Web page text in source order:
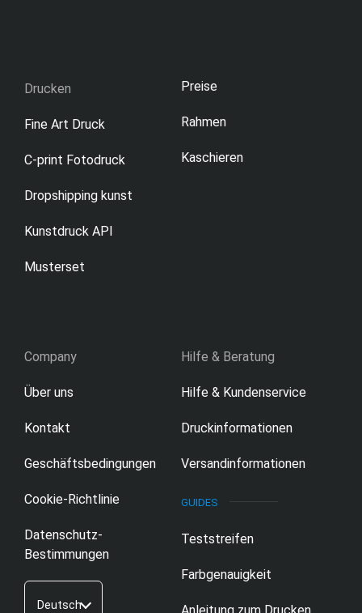
Drucken
Fine Art Druck
C-print Fotodruck
Dropshipping kunst
Kunstdruck API
Musterset
Preise
Rahmen
Kaschieren
Hilfe & Beratung
Hilfe & Kundenservice
Druckinformationen
Versandinformationen
Teststreifen
Farbgenauigkeit
Anleitung zum Drucken
Company
Über uns
Kontakt
Geschäftsbedingungen
Cookie-Richtlinie
Datenschutz-
Bestimmungen
Deutsch